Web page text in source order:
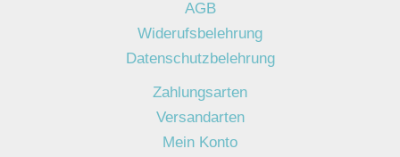
AGB
Widerufsbelehrung
Datenschutzbelehrung
Zahlungsarten
Versandarten
Mein Konto